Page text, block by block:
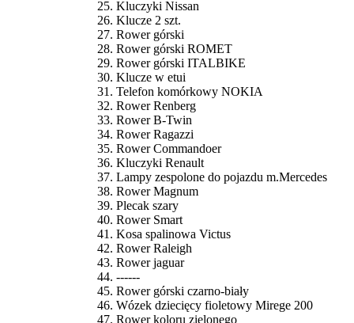
Kluczyki Nissan
Klucze 2 szt.
Rower górski
Rower górski ROMET
Rower górski ITALBIKE
Klucze w etui
Telefon komórkowy NOKIA
Rower Renberg
Rower B-Twin
Rower Ragazzi
Rower Commandoer
Kluczyki Renault
Lampy zespolone do pojazdu m.Mercedes
Rower Magnum
Plecak szary
Rower Smart
Kosa spalinowa Victus
Rower Raleigh
Rower jaguar
------
Rower górski czarno-biały
Wózek dziecięcy fioletowy Mirege 200
Rower koloru zielonego